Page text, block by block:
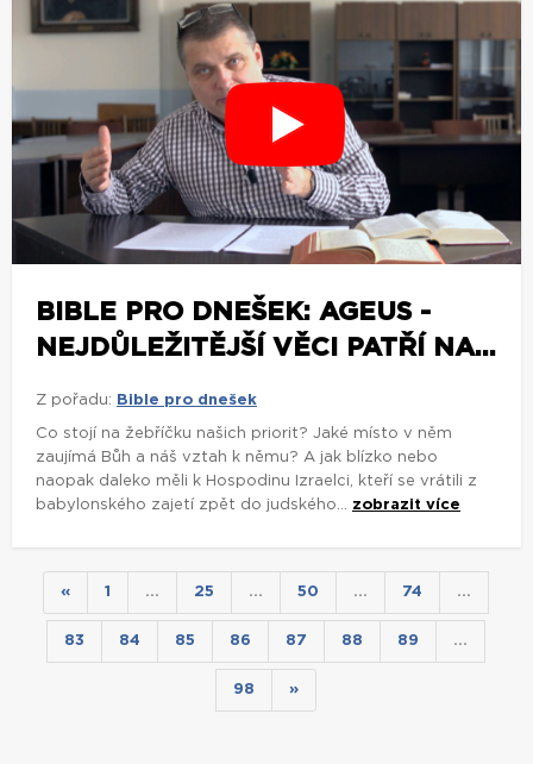
BIBLE PRO DNEŠEK: AGEUS -
NEJDŮLEŽITĚJŠÍ VĚCI PATŘÍ NA...
Z pořadu: Bible pro dnešek
Co stojí na žebříčku našich priorit? Jaké místo v něm
zaujímá Bůh a náš vztah k němu? A jak blízko nebo
naopak daleko měli k Hospodinu Izraelci, kteří se vrátili z
babylonského zajetí zpět do judského... zobrazit více
« 1 … 25 … 50 … 74 …
83 84 85 86 87 88 89 …
98 »